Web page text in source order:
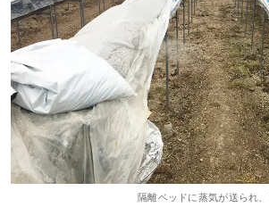
隔離ベッドに蒸気が送られ